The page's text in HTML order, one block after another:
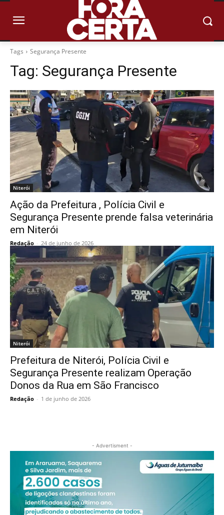
Tags Segurança Presente
Tag: Segurança Presente
Niterói
Ação da Prefeitura , Polícia Civil e
Segurança Presente prende falsa veterinária
em Niterói
Redação - 24 de junho de 2026
Niterói
Prefeitura de Niterói, Polícia Civil e
Segurança Presente realizam Operação
Donos da Rua em São Francisco
Redação - 1 de junho de 2026
- Advertisment -